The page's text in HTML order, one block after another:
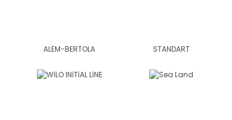
ALEM-BERTOLA STANDART